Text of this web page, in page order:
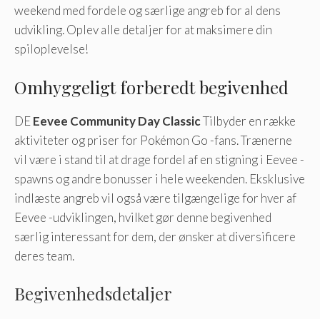
weekend med fordele og særlige angreb for al dens
udvikling. Oplev alle detaljer for at maksimere din
spiloplevelse!
Omhyggeligt forberedt begivenhed
DEEevee Community Day ClassicTilbyder en række
aktiviteter og priser for Pokémon Go -fans. Trænerne
vil være i stand til at drage fordel af en stigning i Eevee -
spawns og andre bonusser i hele weekenden. Eksklusive
indlæste angreb vil også være tilgængelige for hver af
Eevee -udviklingen, hvilket gør denne begivenhed
særlig interessant for dem, der ønsker at diversificere
deres team.
Begivenhedsdetaljer